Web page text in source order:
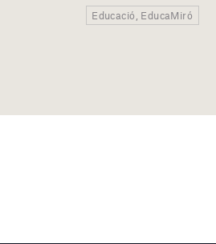
Educació, EducaMiró